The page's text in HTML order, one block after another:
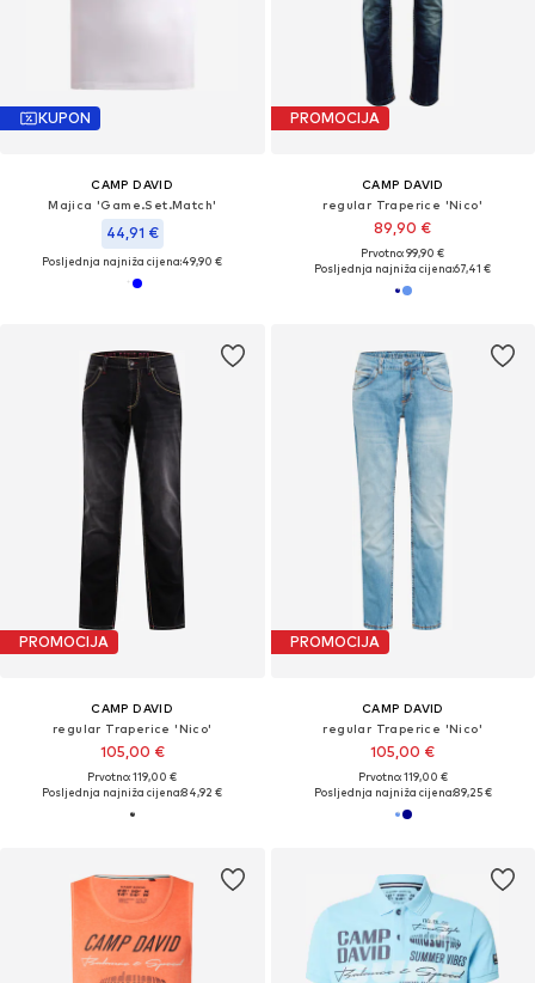
KUPON
CAMP DAVID
Majica 'Game.Set.Match'
44,91 €
Posljednja najniža cijena:49,90 €
PROMOCIJA
CAMP DAVID
regular Traperice 'Nico'
89,90 €
Prvotno: 99,90 €
Posljednja najniža cijena:67,41 €
PROMOCIJA
CAMP DAVID
regular Traperice 'Nico'
105,00 €
Prvotno: 119,00 €
Posljednja najniža cijena:84,92 €
PROMOCIJA
CAMP DAVID
regular Traperice 'Nico'
105,00 €
Prvotno: 119,00 €
Posljednja najniža cijena:89,25 €